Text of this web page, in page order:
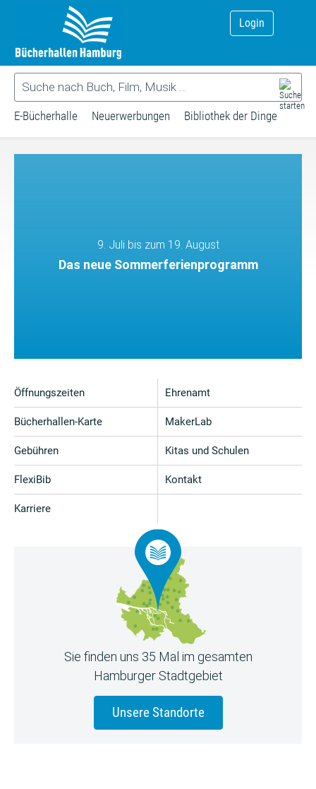
Login
E-Bücherhalle Neuerwerbungen Bibliothek der Dinge
9. Juli bis zum 19. August
Das neue Sommerferienprogramm
Öffnungszeiten
Bücherhallen-Karte
Gebühren
FlexiBib
Karriere
Ehrenamt
MakerLab
Kitas und Schulen
Kontakt
Sie finden uns 35 Mal im gesamten
Hamburger Stadtgebiet
Unsere Standorte